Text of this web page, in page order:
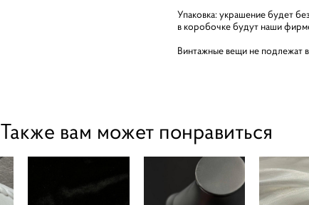
Упаковка: украшение будет
в коробочке будут наши
Винтажные вещи не подлежат
Также вам может понравиться